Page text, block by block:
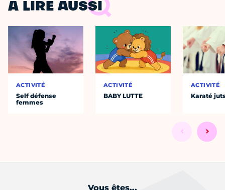
À LIRE AUSSI
ACTIVITÉ
Self défense
femmes
ACTIVITÉ
BABY LUTTE
ACTIVITÉ
Karaté
Vous êtes...